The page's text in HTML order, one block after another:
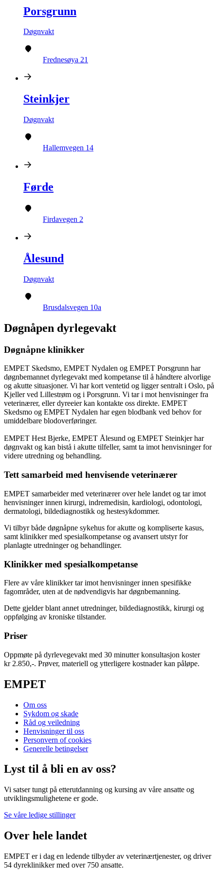
Porsgrunn
Døgnvakt
Frednesøya 21
Steinkjer
Døgnvakt
Hallemvegen 14
Førde
Firdavegen 2
Ålesund
Døgnvakt
Brusdalsvegen 10a
Døgnåpen dyrlegevakt
Døgnåpne klinikker
EMPET Skedsmo, EMPET Nydalen og EMPET Porsgrunn har
døgnbemannet dyrlegevakt med kompetanse til å håndtere alvorlige
og akutte situasjoner. Vi har kort ventetid og ligger sentralt i Oslo, på
Kjeller ved Lillestrøm og i Porsgrunn. Vi tar i mot henvisninger fra
veterinærer, eller dyreeier kan kontakte oss direkte. EMPET
Skedsmo og EMPET Nydalen har egen blodbank ved behov for
umiddelbare blodoverføringer.
EMPET Hest Bjerke, EMPET Ålesund og EMPET Steinkjer har
døgnvakt og kan bistå i akutte tilfeller, samt ta imot henvisninger for
videre utredning og behandling.
Tett samarbeid med henvisende veterinærer
EMPET samarbeider med veterinærer over hele landet og tar imot
henvisninger innen kirurgi, indremedisin, kardiologi, odontologi,
dermatologi, bildediagnostikk og hestesykdommer.
Vi tilbyr både døgnåpne sykehus for akutte og kompliserte kasus,
samt klinikker med spesialkompetanse og avansert utstyr for
planlagte utredninger og behandlinger.
Klinikker med spesialkompetanse
Flere av våre klinikker tar imot henvisninger innen spesifikke
fagområder, uten at de nødvendigvis har døgnbemanning.
Dette gjelder blant annet utredninger, bildediagnostikk, kirurgi og
oppfølging av kroniske tilstander.
Priser
Oppmøte på dyrlevegevakt med 30 minutter konsultasjon koster
kr 2.850,-. Prøver, materiell og ytterligere kostnader kan påløpe.
EMPET
Om oss
Sykdom og skade
Råd og veiledning
Henvisninger til oss
Personvern of cookies
Generelle betingelser
Lyst til å bli en av oss?
Vi satser tungt på etterutdanning og kursing av våre ansatte og
utviklingsmulighetene er gode.
Se våre ledige stillinger
Over hele landet
EMPET er i dag en ledende tilbyder av veterinærtjenester, og driver
54 dyreklinikker med over 750 ansatte.